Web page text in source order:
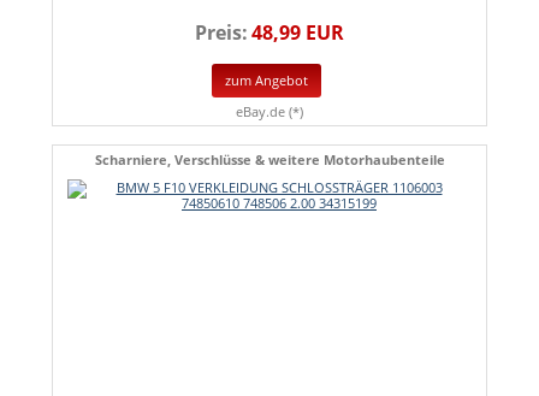
Preis:48,99 EUR
zum Angebot
eBay.de (*)
Scharniere, Verschlüsse & weitere Motorhaubenteile